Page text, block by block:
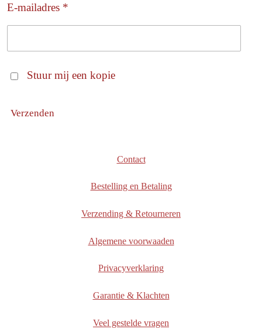
E-mailadres *
Stuur mij een kopie
Verzenden
Contact
Bestelling en Betaling
Verzending & Retourneren
Algemene voorwaaden
Privacyverklaring
Garantie & Klachten
Veel gestelde vragen